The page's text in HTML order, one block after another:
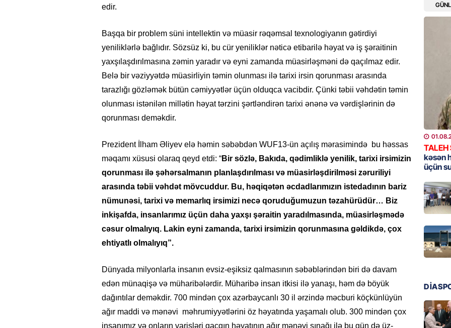
edir.
Başqa bir problem süni intellektin və müasir rəqəmsal texnologiyanın gətirdiyi
yeniliklərlə bağlıdır. Sözsüz ki, bu cür yeniliklər nəticə etibarilə həyat və iş şəraitinin
yaxşılaşdırılmasına zəmin yaradır və eyni zamanda müasirləşməni də qaçılmaz edir.
Belə bir vəziyyətdə müasirliyin təmin olunması ilə tarixi irsin qorunması arasında
tarazlığı gözləmək bütün cəmiyyətlər üçün olduqca vacibdir. Çünki təbii vəhdətin təmin
olunması istənilən millətin həyat tərzini şərtləndirən tarixi ənənə və vərdişlərinin də
qorunması deməkdir.
Prezident İlham Əliyev elə həmin səbəbdən WUF13-ün açılış mərasimində bu həssas
məqamı xüsusi olaraq qeyd etdi: “Bir sözlə, Bakıda, qədimliklə yenilik, tarixi irsimizin
qorunması ilə şəhərsalmanın planlaşdırılması və müasirləşdirilməsi zəruriliyi
arasında təbii vəhdət mövcuddur. Bu, həqiqətən əcdadlarımızın istedadının bariz
nümunəsi, tarixi və memarlıq irsimizi necə qoruduğumuzun təzahürüdür… Biz
inkişafda, insanlarımız üçün daha yaxşı şəraitin yaradılmasında, müasirləşmədə
cəsur olmalıyıq. Lakin eyni zamanda, tarixi irsimizin qorunmasına gəldikdə, çox
ehtiyatlı olmalıyıq”.
Dünyada milyonlarla insanın evsiz-eşiksiz qalmasının səbəblərindən biri də davam
edən münaqişə və müharibələrdir. Müharibə insan itkisi ilə yanaşı, həm də böyük
dağıntılar deməkdir. 700 mindən çox azərbaycanlı 30 il ərzində məcburi köçkünlüyün
ağır maddi və mənəvi məhrumiyyətlərini öz həyatında yaşamalı olub. 300 mindən çox
insanımız və onların varisləri qaçqın həyatının ağır mənəvi sınağı ilə bu gün də üz-
13
Rəsmi
İran
katib
GÜNDƏM
Şəhid
üçün
Ali
müəllif
MANŞET
Rusiya
ÖZƏL
Husilər
TALEH
kəsən
üçün